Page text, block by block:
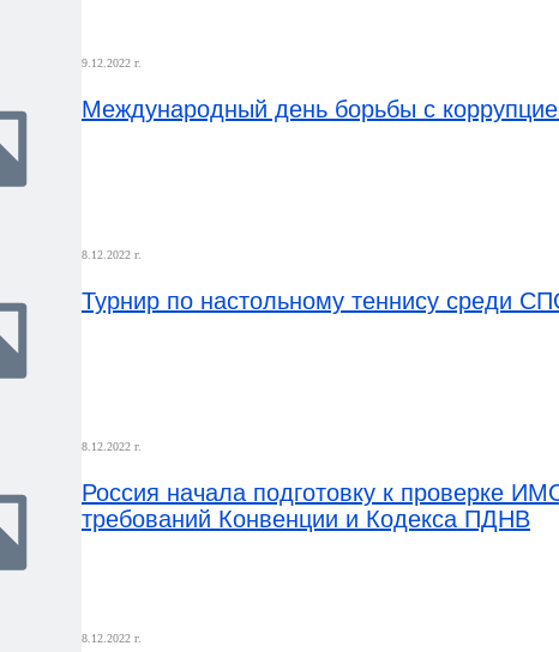
9.12.2022 г.
Международный день борьбы с
8.12.2022 г.
Турнир по настольному теннису среди
8.12.2022 г.
Россия начала подготовку к проверке
требований Конвенции и Кодекса ПДНВ
8.12.2022 г.